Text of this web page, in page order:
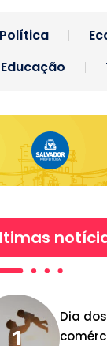
Política
Educação
Dia